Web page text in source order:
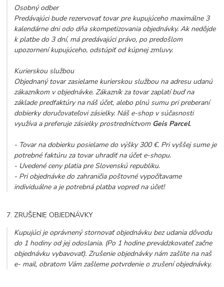
Osobný odber
Predávajúci bude rezervovať tovar pre kupujúceho maximálne 3
kalendárne dni odo dňa skompetizovania objednávky. Ak nedôjde
k platbe do 3 dní, má predávajúci právo, po predošlom
upozornení kupujúceho, odstúpiť od kúpnej zmluvy.
Kurierskou službou
Objednaný tovar zasielame kurierskou službou na adresu udanú
zákazníkom v objednávke. Zákazník za tovar zaplatí buď na
základe predfaktúry na náš účet, alebo plnú sumu pri preberaní
dobierky doručovateľovi zásielky. Náš e-shop v súčasnosti
využíva a preferuje zásielky prostredníctvom Geis Parcel.
- Tovar na dobierku posielame do výšky 300 €. Pri vyššej sume je
potrebné faktúru za tovar uhradiť na účet e-shopu.
- Uvedené ceny platia pre Slovenskú republiku.
- Pri objednávke do zahraničia poštovné vypočítavame
individuálne a je potrebná platba vopred na účet!
7. ZRUŠENIE OBJEDNÁVKY
Kupujúci je oprávnený stornovať objednávku bez udania dôvodu
do 1 hodiny od jej odoslania. (Po 1 hodine prevádzkovateľ začne
objednávku vybavovať). Zrušenie objednávky nám zašlite na naš
e- mail, obratom Vám zašleme potvrdenie o zrušení objednávky.